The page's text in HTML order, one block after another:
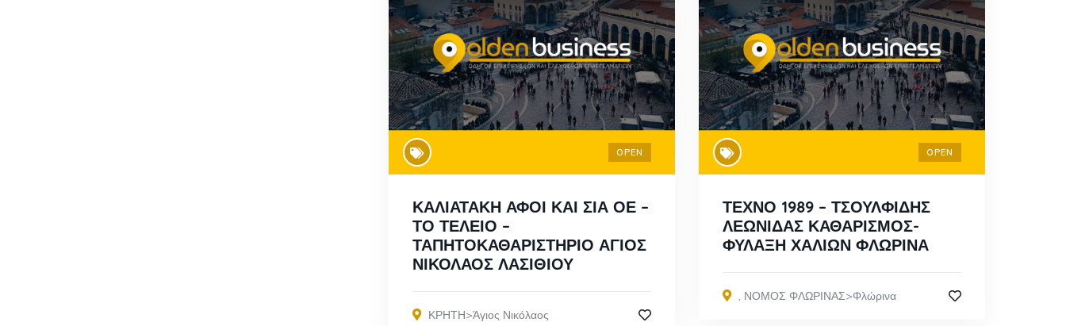
OPEN
ΚΑΛΙΑΤΑΚΗ ΑΦΟΙ ΚΑΙ ΣΙΑ ΟΕ –
ΤΟ ΤΕΛΕΙΟ –
ΤΑΠΗΤΟΚΑΘΑΡΙΣΤΗΡΙΟ ΑΓΙΟΣ
ΝΙΚΟΛΑΟΣ ΛΑΣΙΘΙΟΥ
ΚΡΗΤΗ>Άγιος Νικόλαος
OPEN
ΤΕΧΝΟ 1989 – ΤΣΟΥΛΦΙΔΗΣ
ΛΕΩΝΙΔΑΣ ΚΑΘΑΡΙΣΜΟΣ-
ΦΥΛΑΞΗ ΧΑΛΙΩΝ ΦΛΩΡΙΝΑ
, ΝΟΜΟΣ ΦΛΩΡΙΝΑΣ>Φλώρινα